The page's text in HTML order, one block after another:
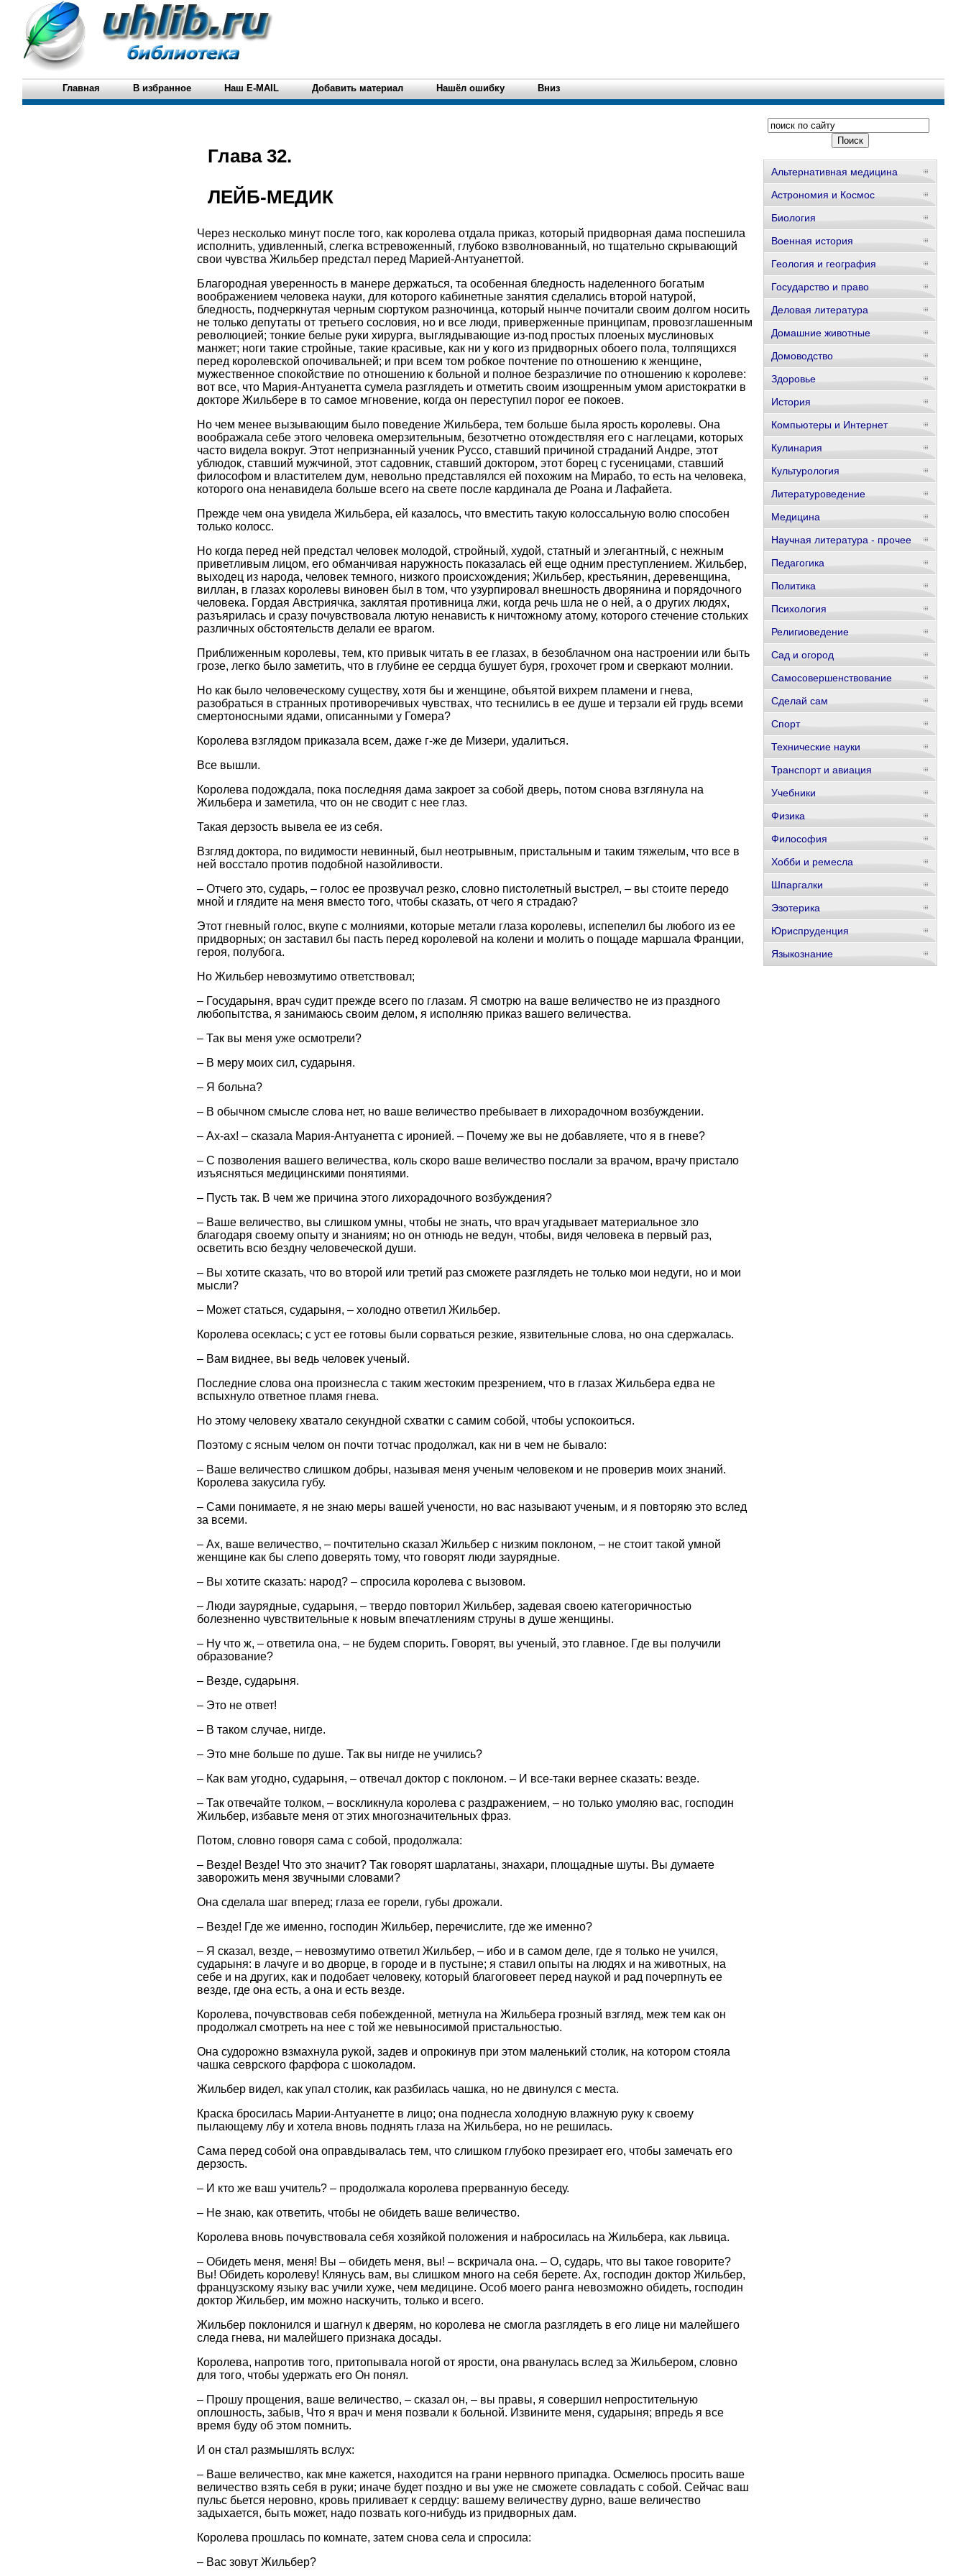
Главная В избранное Наш E-MAIL Добавить материал Нашёл ошибку Вниз
Глава 32.
ЛЕЙБ-МЕДИК
Через несколько минут после того, как королева отдала приказ, который придворная дама поспешила
исполнить, удивленный, слегка встревоженный, глубоко взволнованный, но тщательно скрывающий
свои чувства Жильбер предстал перед Марией-Антуанеттой.
Благородная уверенность в манере держаться, та особенная бледность наделенного богатым
воображением человека науки, для которого кабинетные занятия сделались второй натурой,
бледность, подчеркнутая черным сюртуком разночинца, который нынче почитали своим долгом носить
не только депутаты от третьего сословия, но и все люди, приверженные принципам, провозглашенным
революцией; тонкие белые руки хирурга, выглядывающие из-под простых плоеных муслиновых
манжет; ноги такие стройные, такие красивые, как ни у кого из придворных обоего пола, толпящихся
перед королевской опочивальней; и при всем том робкое почтение по отношению к женщине,
мужественное спокойствие по отношению к больной и полное безразличие по отношению к королеве:
вот все, что Мария-Антуанетта сумела разглядеть и отметить своим изощренным умом аристократки в
докторе Жильбере в то самое мгновение, когда он переступил порог ее покоев.
Но чем менее вызывающим было поведение Жильбера, тем больше была ярость королевы. Она
воображала себе этого человека омерзительным, безотчетно отождествляя его с наглецами, которых
часто видела вокруг. Этот непризнанный ученик Руссо, ставший причиной страданий Андре, этот
ублюдок, ставший мужчиной, этот садовник, ставший доктором, этот борец с гусеницами, ставший
философом и властителем дум, невольно представлялся ей похожим на Мирабо, то есть на человека,
которого она ненавидела больше всего на свете после кардинала де Роана и Лафайета.
Прежде чем она увидела Жильбера, ей казалось, что вместить такую колоссальную волю способен
только колосс.
Но когда перед ней предстал человек молодой, стройный, худой, статный и элегантный, с нежным
приветливым лицом, его обманчивая наружность показалась ей еще одним преступлением. Жильбер,
выходец из народа, человек темного, низкого происхождения; Жильбер, крестьянин, деревенщина,
виллан, в глазах королевы виновен был в том, что узурпировал внешность дворянина и порядочного
человека. Гордая Австриячка, заклятая противница лжи, когда речь шла не о ней, а о других людях,
разъярилась и сразу почувствовала лютую ненависть к ничтожному атому, которого стечение стольких
различных обстоятельств делали ее врагом.
Приближенным королевы, тем, кто привык читать в ее глазах, в безоблачном она настроении или быть
грозе, легко было заметить, что в глубине ее сердца бушует буря, грохочет гром и сверкают молнии.
Но как было человеческому существу, хотя бы и женщине, объятой вихрем пламени и гнева,
разобраться в странных противоречивых чувствах, что теснились в ее душе и терзали ей грудь всеми
смертоносными ядами, описанными у Гомера?
Королева взглядом приказала всем, даже г-же де Мизери, удалиться.
Все вышли.
Королева подождала, пока последняя дама закроет за собой дверь, потом снова взглянула на
Жильбера и заметила, что он не сводит с нее глаз.
Такая дерзость вывела ее из себя.
Взгляд доктора, по видимости невинный, был неотрывным, пристальным и таким тяжелым, что все в
ней восстало против подобной назойливости.
– Отчего это, сударь, – голос ее прозвучал резко, словно пистолетный выстрел, – вы стоите передо
мной и глядите на меня вместо того, чтобы сказать, от чего я страдаю?
Этот гневный голос, вкупе с молниями, которые метали глаза королевы, испепелил бы любого из ее
придворных; он заставил бы пасть перед королевой на колени и молить о пощаде маршала Франции,
героя, полубога.
Но Жильбер невозмутимо ответствовал;
– Государыня, врач судит прежде всего по глазам. Я смотрю на ваше величество не из праздного
любопытства, я занимаюсь своим делом, я исполняю приказ вашего величества.
– Так вы меня уже осмотрели?
– В меру моих сил, сударыня.
– Я больна?
– В обычном смысле слова нет, но ваше величество пребывает в лихорадочном возбуждении.
– Ах-ах! – сказала Мария-Антуанетта с иронией. – Почему же вы не добавляете, что я в гневе?
– С позволения вашего величества, коль скоро ваше величество послали за врачом, врачу пристало
изъясняться медицинскими понятиями.
– Пусть так. В чем же причина этого лихорадочного возбуждения?
– Ваше величество, вы слишком умны, чтобы не знать, что врач угадывает материальное зло
благодаря своему опыту и знаниям; но он отнюдь не ведун, чтобы, видя человека в первый раз,
осветить всю бездну человеческой души.
– Вы хотите сказать, что во второй или третий раз сможете разглядеть не только мои недуги, но и мои
мысли?
– Может статься, сударыня, – холодно ответил Жильбер.
Королева осеклась; с уст ее готовы были сорваться резкие, язвительные слова, но она сдержалась.
– Вам виднее, вы ведь человек ученый.
Последние слова она произнесла с таким жестоким презрением, что в глазах Жильбера едва не
вспыхнуло ответное пламя гнева.
Но этому человеку хватало секундной схватки с самим собой, чтобы успокоиться.
Поэтому с ясным челом он почти тотчас продолжал, как ни в чем не бывало:
– Ваше величество слишком добры, называя меня ученым человеком и не проверив моих знаний.
Королева закусила губу.
– Сами понимаете, я не знаю меры вашей учености, но вас называют ученым, и я повторяю это вслед
за всеми.
– Ах, ваше величество, – почтительно сказал Жильбер с низким поклоном, – не стоит такой умной
женщине как бы слепо доверять тому, что говорят люди заурядные.
– Вы хотите сказать: народ? – спросила королева с вызовом.
– Люди заурядные, сударыня, – твердо повторил Жильбер, задевая своею категоричностью
болезненно чувствительные к новым впечатлениям струны в душе женщины.
– Ну что ж, – ответила она, – не будем спорить. Говорят, вы ученый, это главное. Где вы получили
образование?
– Везде, сударыня.
– Это не ответ!
– В таком случае, нигде.
– Это мне больше по душе. Так вы нигде не учились?
– Как вам угодно, сударыня, – отвечал доктор с поклоном. – И все-таки вернее сказать: везде.
– Так отвечайте толком, – воскликнула королева с раздражением, – но только умоляю вас, господин
Жильбер, избавьте меня от этих многозначительных фраз.
Потом, словно говоря сама с собой, продолжала:
– Везде! Везде! Что это значит? Так говорят шарлатаны, знахари, площадные шуты. Вы думаете
заворожить меня звучными словами?
Она сделала шаг вперед; глаза ее горели, губы дрожали.
– Везде! Где же именно, господин Жильбер, перечислите, где же именно?
– Я сказал, везде, – невозмутимо ответил Жильбер, – ибо и в самом деле, где я только не учился,
сударыня: в лачуге и во дворце, в городе и в пустыне; я ставил опыты на людях и на животных, на
себе и на других, как и подобает человеку, который благоговеет перед наукой и рад почерпнуть ее
везде, где она есть, а она и есть везде.
Королева, почувствовав себя побежденной, метнула на Жильбера грозный взгляд, меж тем как он
продолжал смотреть на нее с той же невыносимой пристальностью.
Она судорожно взмахнула рукой, задев и опрокинув при этом маленький столик, на котором стояла
чашка севрского фарфора с шоколадом.
Жильбер видел, как упал столик, как разбилась чашка, но не двинулся с места.
Краска бросилась Марии-Антуанетте в лицо; она поднесла холодную влажную руку к своему
пылающему лбу и хотела вновь поднять глаза на Жильбера, но не решилась.
Сама перед собой она оправдывалась тем, что слишком глубоко презирает его, чтобы замечать его
дерзость.
– И кто же ваш учитель? – продолжала королева прерванную беседу.
– Не знаю, как ответить, чтобы не обидеть ваше величество.
Королева вновь почувствовала себя хозяйкой положения и набросилась на Жильбера, как львица.
– Обидеть меня, меня! Вы – обидеть меня, вы! – вскричала она. – О, сударь, что вы такое говорите?
Вы! Обидеть королеву! Клянусь вам, вы слишком много на себя берете. Ах, господин доктор Жильбер,
французскому языку вас учили хуже, чем медицине. Особ моего ранга невозможно обидеть, господин
доктор Жильбер, им можно наскучить, только и всего.
Жильбер поклонился и шагнул к дверям, но королева не смогла разглядеть в его лице ни малейшего
следа гнева, ни малейшего признака досады.
Королева, напротив того, притопывала ногой от ярости, она рванулась вслед за Жильбером, словно
для того, чтобы удержать его Он понял.
– Прошу прощения, ваше величество, – сказал он, – вы правы, я совершил непростительную
оплошность, забыв, Что я врач и меня позвали к больной. Извините меня, сударыня; впредь я все
время буду об этом помнить.
И он стал размышлять вслух:
– Ваше величество, как мне кажется, находится на грани нервного припадка. Осмелюсь просить ваше
величество взять себя в руки; иначе будет поздно и вы уже не сможете совладать с собой. Сейчас ваш
пульс бьется неровно, кровь приливает к сердцу: вашему величеству дурно, ваше величество
задыхается, быть может, надо позвать кого-нибудь из придворных дам.
Королева прошлась по комнате, затем снова села и спросила:
– Вас зовут Жильбер?
Альтернативная медицина
Астрономия и Космос
Биология
Военная история
Геология и география
Государство и право
Деловая литература
Домашние животные
Домоводство
Здоровье
История
Компьютеры и Интернет
Кулинария
Культурология
Литературоведение
Медицина
Научная литература - прочее
Педагогика
Политика
Психология
Религиоведение
Сад и огород
Самосовершенствование
Сделай сам
Спорт
Технические науки
Транспорт и авиация
Учебники
Физика
Философия
Хобби и ремесла
Шпаргалки
Эзотерика
Юриспруденция
Языкознание